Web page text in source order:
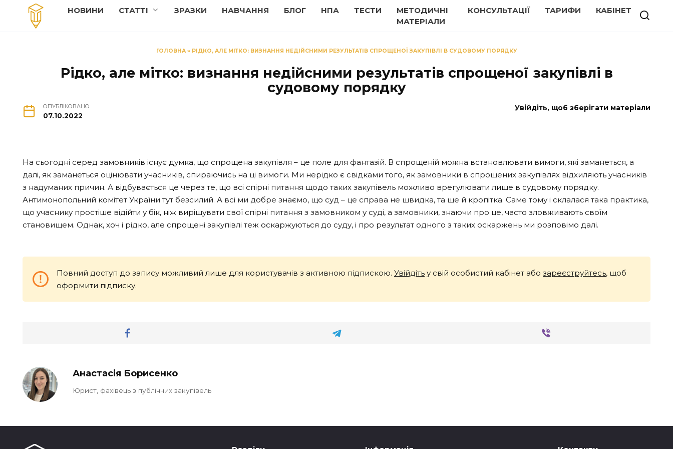
Перейти
НОВИНИ СТАТТI ЗРАЗКИ НАВЧАННЯ БЛОГ НПА ТЕСТИ
МЕТОДИЧНІ
МАТЕРІАЛИ
КОНСУЛЬТАЦІЇ ТАРИФИ КАБІНЕТ
ГОЛОВНА» РІДКО, АЛЕ МІТКО: ВИЗНАННЯ НЕДІЙСНИМИ РЕЗУЛЬТАТІВ СПРОЩЕНОЇ ЗАКУПІВЛІ В СУДОВОМУ ПОРЯДКУ
Рідко, але мітко: визнання недійсними результатів спрощеної закупівлі в
судовому порядку
ОПУБЛІКОВАНО
07.10.2022
Увійдіть, щоб зберігати матеріали
На сьогодні серед замовників існує думка, що спрощена закупівля – це поле для фантазій. В спрощеній можна встановлювати вимоги, які заманеться, а
далі, як заманеться оцінювати учасників, спираючись на ці вимоги. Ми нерідко є свідками того, як замовники в спрощених закупівлях відхиляють учасників
з надуманих причин. А відбувається це через те, що всі спірні питання щодо таких закупівель можливо врегулювати лише в судовому порядку.
Антимонопольний комітет України тут безсилий. А всі ми добре знаємо, що суд – це справа не швидка, та ще й кропітка. Саме тому і склалася така практика,
що учаснику простіше відійти у бік, ніж вирішувати свої спірні питання з замовником у суді, а замовники, знаючи про це, часто зловживають своїм
становищем. Однак, хоч і рідко, але спрощені закупівлі теж оскаржуються до суду, і про результат одного з таких оскаржень ми розповімо далі.
Повний доступ до запису можливий лише для користувачів з активною підпискою. Увійдіть у свій особистий кабінет або зареєструйтесь, щоб
оформити підписку.
Анастасія Борисенко
Юрист, фахівець з публічних закупівель